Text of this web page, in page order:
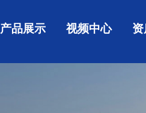
产品展示 视频中心 资